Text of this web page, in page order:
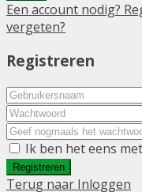
Een account nodig?
vergeten?
Registreren
Ik ben het eens met
Registreren
Terug naar Inloggen